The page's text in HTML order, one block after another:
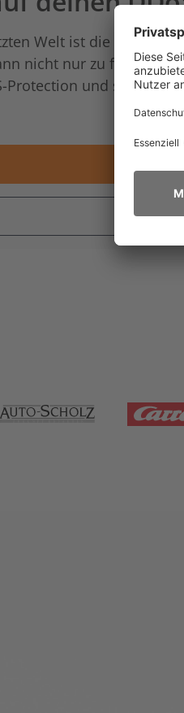
Welt ist die
nicht nur zu
Protection und stelle mit